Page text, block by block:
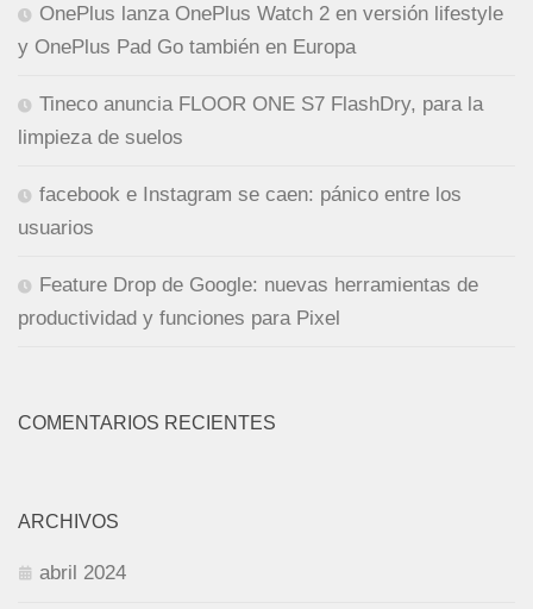
OnePlus lanza OnePlus Watch 2 en versión lifestyle
y OnePlus Pad Go también en Europa
Tineco anuncia FLOOR ONE S7 FlashDry, para la
limpieza de suelos
facebook e Instagram se caen: pánico entre los
usuarios
Feature Drop de Google: nuevas herramientas de
productividad y funciones para Pixel
COMENTARIOS RECIENTES
ARCHIVOS
abril 2024